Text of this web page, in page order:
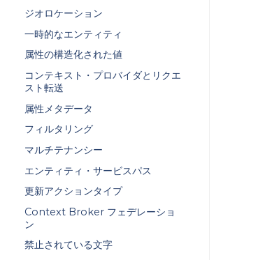
ジオロケーション
一時的なエンティティ
属性の構造化された値
コンテキスト・プロバイダとリクエ
スト転送
属性メタデータ
フィルタリング
マルチテナンシー
エンティティ・サービスパス
更新アクションタイプ
Context Broker フェデレーショ
ン
禁止されている文字